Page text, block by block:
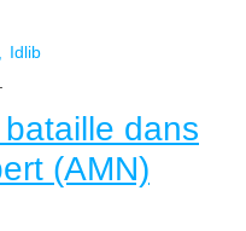
Idlib
dans
(AMN)